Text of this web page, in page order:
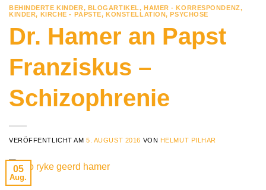
BEHINDERTE KINDER, BLOGARTIKEL, HAMER - KORRESPONDENZ,
KINDER, KIRCHE - PÄPSTE,KONSTELLATION,PSYCHOSE
Dr. Hamer an Papst
Franziskus –
Schizophrenie
VERÖFFENTLICHT AM5. AUGUST 2016 VON HELMUT PILHAR
05
Aug.